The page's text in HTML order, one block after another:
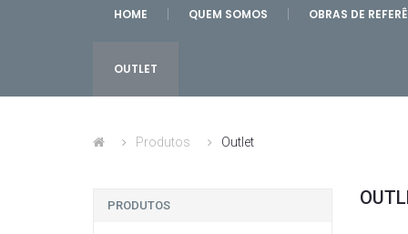
HOME QUEM SOMOS OBRAS DE
OUTLET
Produtos Outlet
PRODUTOS